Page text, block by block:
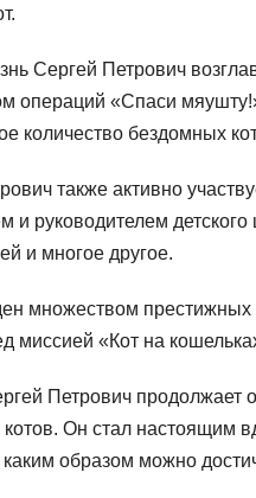
Сергей Петрович
операций «Спаси
количество бездомных
также активно
и руководителем
и многое другое.
множеством
миссией «Кот на
Петрович продолжает
котов. Он стал настоящим
каким образом можно